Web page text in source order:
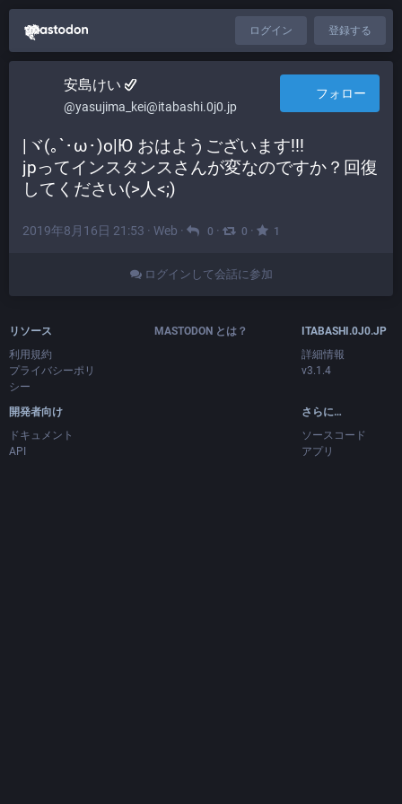
ログイン 登録する
安島けい
@yasujima_kei@itabashi.0j0.jp
フォロー
|ヾ(｡`･ω･)o|Ю おはようございます!!!
jpってインスタンスさんが変なのですか？回復
してください(>人<;)
2019年8月16日 21:53 · Web · 0 · 0 · 1
ログインして会話に参加
リソース
利用規約
プライバシーポリ
シー
開発者向け
ドキュメント
API
MASTODON とは？
ITABASHI.0J0.JP
詳細情報
v3.1.4
さらに…
ソースコード
アプリ